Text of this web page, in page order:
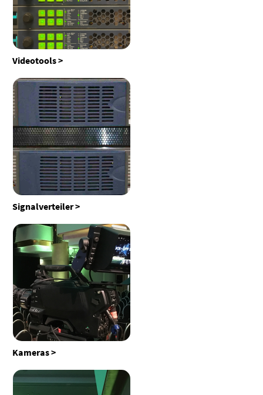
Videotools
Signalverteiler
Kameras